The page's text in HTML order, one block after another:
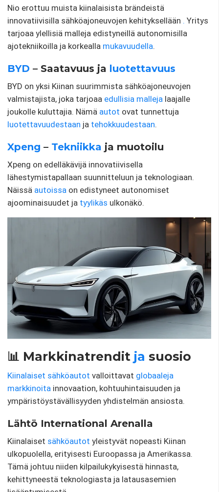
Nio erottuu muista kiinalaisista brändeistä
innovatiivisilla sähköajoneuvojen kehityksellään . Yritys
tarjoaa ylellisiä malleja edistyneillä autonomisilla
ajotekniikoilla ja korkealla mukavuudella.
BYD – Saatavuus ja luotettavuus
BYD on yksi Kiinan suurimmista sähköajoneuvojen
valmistajista, joka tarjoaa edullisia malleja laajalle
joukolle kuluttajia. Nämä autot ovat tunnettuja
luotettavuudestaan ​​ja tehokkuudestaan.
Xpeng – Tekniikka ja muotoilu
Xpeng on edelläkävijä innovatiivisella
lähestymistapallaan suunnitteluun ja teknologiaan.
Näissä autoissa on edistyneet autonomiset
ajoominaisuudet ja tyylikäs ulkonäkö.
📊 Markkinatrendit ja suosio
Kiinalaiset sähköautot valloittavat globaaleja
markkinoita innovaation, kohtuuhintaisuuden ja
ympäristöystävällisyyden yhdistelmän ansiosta.
Lähtö International Arenalla
Kiinalaiset sähköautot yleistyvät nopeasti Kiinan
ulkopuolella, erityisesti Euroopassa ja Amerikassa.
Tämä johtuu niiden kilpailukykyisestä hinnasta,
kehittyneestä teknologiasta ja latausasemien